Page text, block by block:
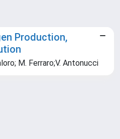
Production,
M. Ferraro;V. Antonucci